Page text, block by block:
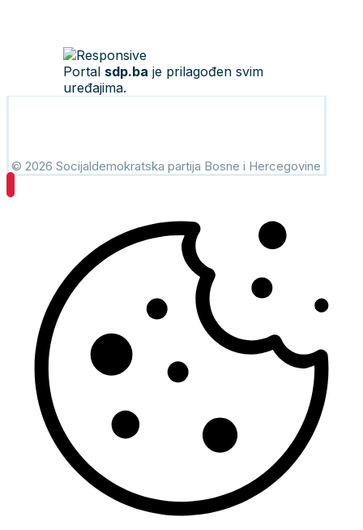
Portal sdp.ba je prilagođen svim
uređajima.
© 2026 Socijaldemokratska partija Bosne i Hercegovine